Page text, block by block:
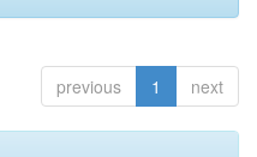
previous 1 next